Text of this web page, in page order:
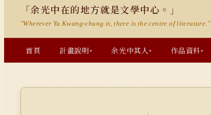
「余光中在的地方就是文學中心。」
"Wherever Yu Kwang-chung is, there is the centre of literature."
首頁 計畫說明▾ 余光中其人▾ 作品資料▾